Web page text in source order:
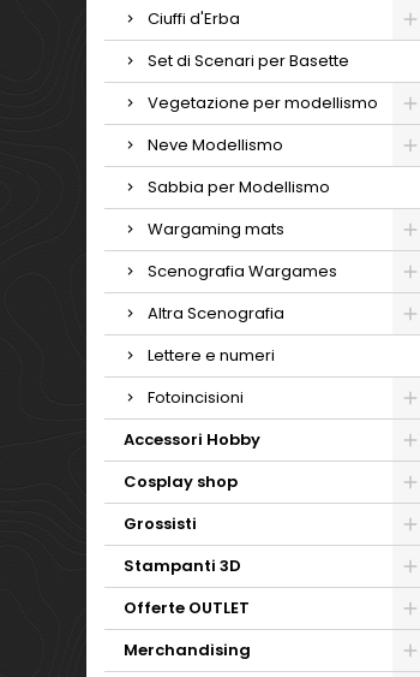
Ciuffi d'Erba
Set di Scenari per Basette
Vegetazione per modellismo
Neve Modellismo
Sabbia per Modellismo
Wargaming mats
Scenografia Wargames
Altra Scenografia
Lettere e numeri
Fotoincisioni
Accessori Hobby
Cosplay shop
Grossisti
Stampanti 3D
Offerte OUTLET
Merchandising